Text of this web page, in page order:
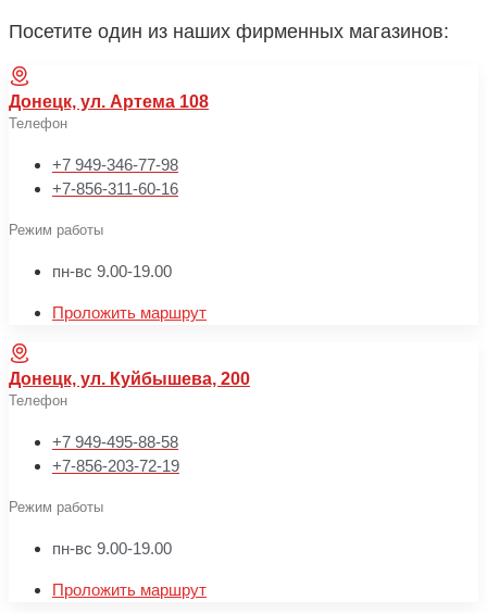
Посетите один из наших фирменных магазинов:
Донецк, ул. Артема 108
Телефон
+7 949-346-77-98
+7-856-311-60-16
Режим работы
пн-вс 9.00-19.00
Проложить маршрут
Донецк, ул. Куйбышева, 200
Телефон
+7 949-495-88-58
+7-856-203-72-19
Режим работы
пн-вс 9.00-19.00
Проложить маршрут